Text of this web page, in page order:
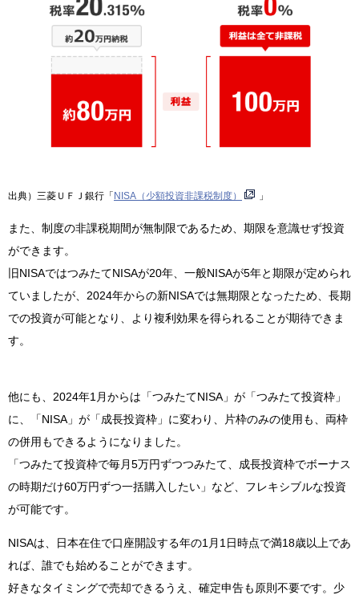
出典）三菱ＵＦＪ銀行「 NISA（少額投資非課税制度） 」
また、制度の非課税期間が無制限であるため、期限を意識せず投資
ができます。
旧NISAではつみたてNISAが20年、一般NISAが5年と期限が定められ
ていましたが、2024年からの新NISAでは無期限となったため、長期
での投資が可能となり、より複利効果を得られることが期待できま
す。
他にも、2024年1月からは「つみたてNISA」が「つみたて投資枠」
に、「NISA」が「成長投資枠」に変わり、片枠のみの使用も、両枠
の併用もできるようになりました。
「つみたて投資枠で毎月5万円ずつつみたて、成長投資枠でボーナス
の時期だけ60万円ずつ一括購入したい」など、フレキシブルな投資
が可能です。
NISAは、日本在住で口座開設する年の1月1日時点で満18歳以上であ
れば、誰でも始めることができます。
好きなタイミングで売却できるうえ、確定申告も原則不要です。少